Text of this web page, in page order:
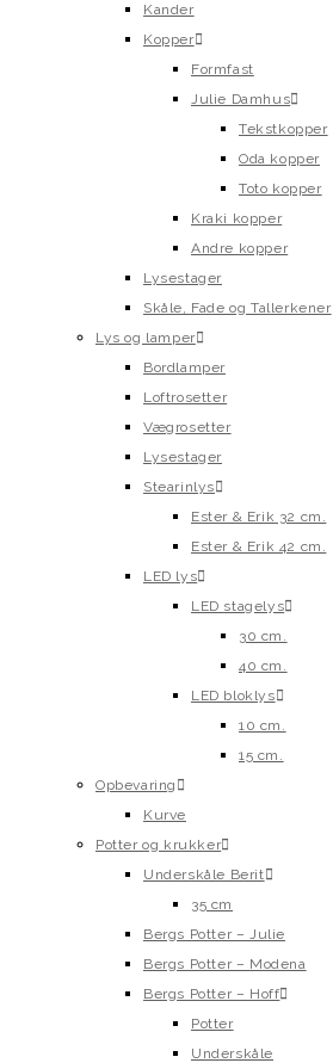
Kander
Kopper
Formfast
Julie Damhus
Tekstkopper
Oda kopper
Toto kopper
Kraki kopper
Andre kopper
Lysestager
Skåle, Fade og Tallerkener
Lys og lamper
Bordlamper
Loftrosetter
Vægrosetter
Lysestager
Stearinlys
Ester & Erik 32 cm.
Ester & Erik 42 cm.
LED lys
LED stagelys
30 cm.
40 cm.
LED bloklys
10 cm.
15 cm.
Opbevaring
Kurve
Potter og krukker
Underskåle Berit
35 cm
Bergs Potter – Julie
Bergs Potter – Modena
Bergs Potter – Hoff
Potter
Underskåle